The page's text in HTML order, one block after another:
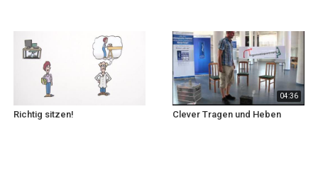
Richtig sitzen!
04:36
Clever Tragen und Heben